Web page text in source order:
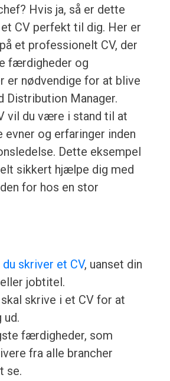
Hvis ja, så er dette
CV perfekt til dig. Her er
et professionelt CV, der
færdigheder og
er nødvendige for at blive
Distribution Manager.
vil du være i stand til at
evner og erfaringer inden
Dette eksempel
sikkert hjælpe dig med
for hos en stor
skriver et CV, uanset din
jobtitel.
skrive i et CV for at
ud.
færdigheder, som
fra alle brancher
se.